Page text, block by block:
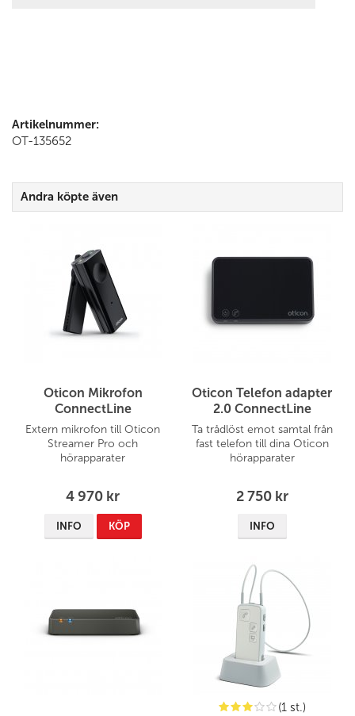
Artikelnummer:
OT-135652
Andra köpte även
Oticon Mikrofon
ConnectLine
Extern mikrofon till Oticon
Streamer Pro och
hörapparater
4 970 kr
INFO KÖP
Oticon Telefon adapter
2.0 ConnectLine
Ta trådlöst emot samtal från
fast telefon till dina Oticon
hörapparater
2 750 kr
INFO
(1 st.)